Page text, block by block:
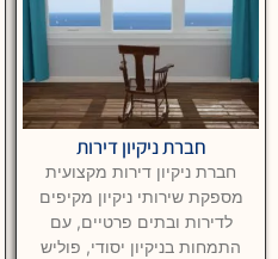
חברת ניקיון דירות
חברת ניקיון דירות מקצועית
מספקת שירותי ניקיון מקיפים
לדירות ובתים פרטיים, עם
התמחות בניקיון יסודי, פוליש